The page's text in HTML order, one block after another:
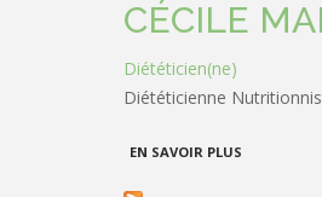
CÉCILE
Diététicien(ne)
Diététicienne
EN SAVOIR PLUS